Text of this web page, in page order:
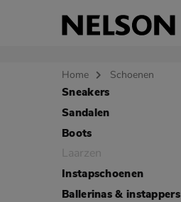
Home Schoenen
Sla categorieën over
Sneakers
Sandalen
Boots
Laarzen
Instapschoenen
Ballerinas & instappers